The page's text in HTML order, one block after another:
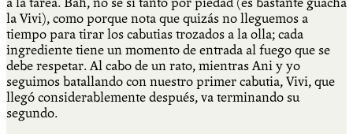
la Vivi), como porque nota que quizás no lleguemos a
tiempo para tirar los cabutias trozados a la olla; cada
ingrediente tiene un momento de entrada al fuego que se
debe respetar. Al cabo de un rato, mientras Ani y yo
seguimos batallando con nuestro primer cabutia, Vivi, que
llegó considerablemente después, va terminando su
segundo.